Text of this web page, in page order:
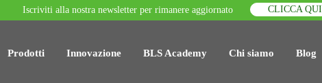
Iscriviti alla nostra newsletter per rimanere aggiornato CLICCA QUI
Prodotti Innovazione BLS Academy Chi siamo Blog